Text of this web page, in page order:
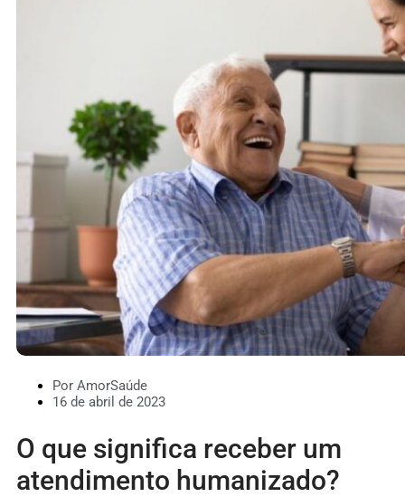
Por AmorSaúde
16 de abril de 2023
O que significa receber um
atendimento humanizado?